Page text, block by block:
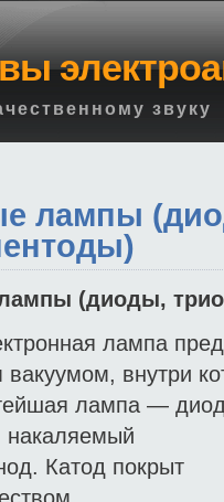
звуку
лампы
(диоды,
лампа
вакуумом, внутри
лампа —
накаляемый
Катод покрыт